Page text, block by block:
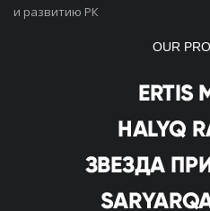
и развитию РК
OUR